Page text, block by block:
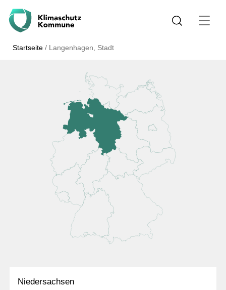
Startseite / Langenhagen, Stadt
Niedersachsen